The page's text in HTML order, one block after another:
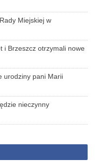
Miejskiej w
i Brzeszcz otrzymali nowe
urodziny pani Marii
nieczynny